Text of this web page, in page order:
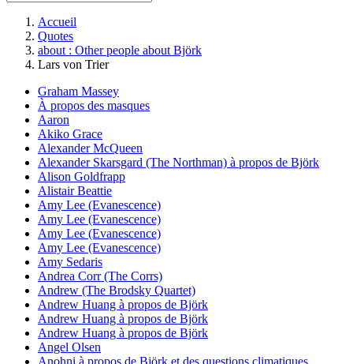
Accueil
Quotes
about : Other people about Björk
Lars von Trier
Graham Massey
À propos des masques
Aaron
Akiko Grace
Alexander McQueen
Alexander Skarsgard (The Northman) à propos de Björk
Alison Goldfrapp
Alistair Beattie
Amy Lee (Evanescence)
Amy Lee (Evanescence)
Amy Lee (Evanescence)
Amy Lee (Evanescence)
Amy Sedaris
Andrea Corr (The Corrs)
Andrew (The Brodsky Quartet)
Andrew Huang à propos de Björk
Andrew Huang à propos de Björk
Andrew Huang à propos de Björk
Angel Olsen
Anohni à propos de Björk et des questions climatiques